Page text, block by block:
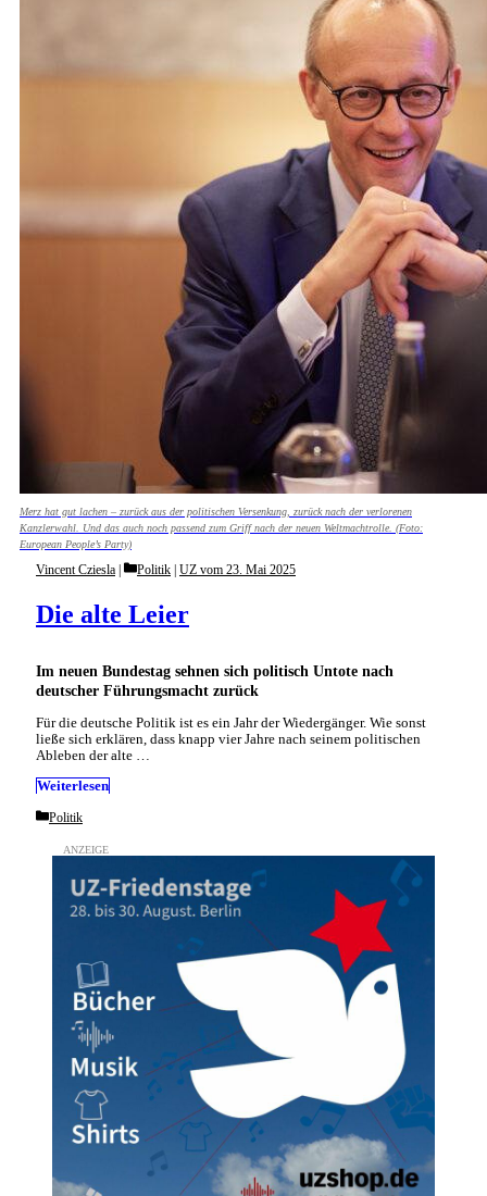
Merz hat gut lachen – zurück aus der politischen Versenkung, zurück nach der verlorenen
Kanzlerwahl. Und das auch noch passend zum Griff nach der neuen Weltmachtrolle. (Foto:
European People’s Party)
Im neuen Bundestag sehnen sich politisch Untote nach
deutscher Führungsmacht zurück
Die alte Leier
Vincent Cziesla Categories
Politik UZ vom 23. Mai 2025
Für die deutsche Politik ist es ein Jahr der Wiedergänger. Wie sonst
ließe sich erklären, dass knapp vier Jahre nach seinem politischen
Ableben der alte …
Weiterlesen
Categories
Politik